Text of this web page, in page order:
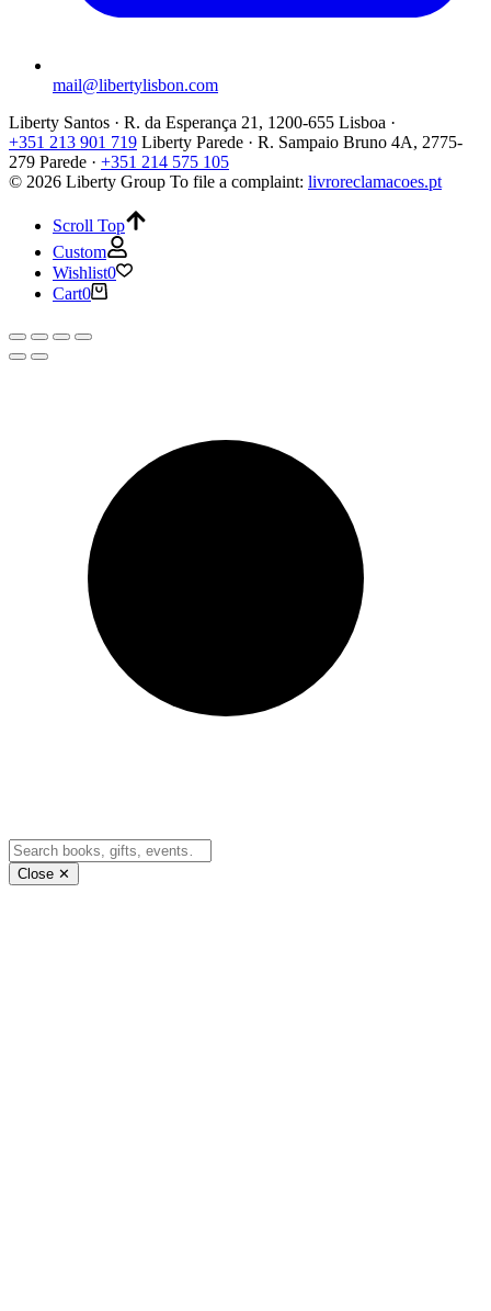
mail@libertylisbon.com
Liberty Santos · R. da Esperança 21, 1200-655 Lisboa ·
+351 213 901 719 Liberty Parede · R. Sampaio Bruno 4A, 2775-
279 Parede · +351 214 575 105
© 2026 Liberty Group To file a complaint: livroreclamacoes.pt
Scroll Top
Custom
Wishlist0
Cart0
Close ✕